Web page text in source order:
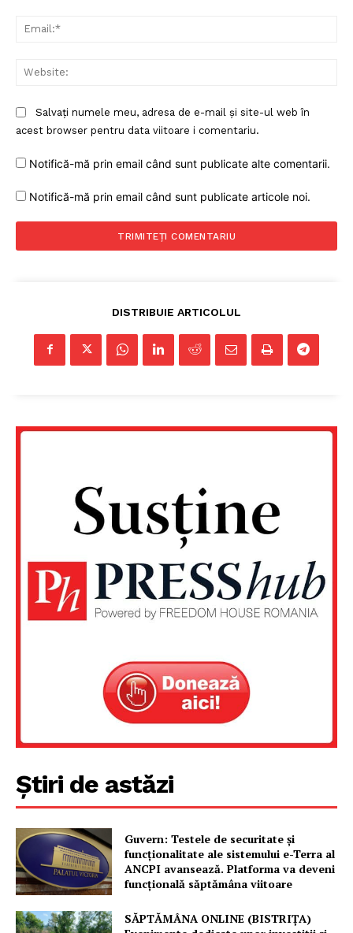
Proiecte editoriale
Rețea
Contact
Salvați numele meu, adresa de e-mail și site-ul web în
acest browser pentru data viitoare i comentariu.
Notifică-mă prin email când sunt publicate alte comentarii.
Notifică-mă prin email când sunt publicate articole noi.
DISTRIBUIE ARTICOLUL
Știri de astăzi
Guvern: Testele de securitate și
funcționalitate ale sistemului e-Terra al
ANCPI avansează. Platforma va deveni
funcțională săptămâna viitoare
SĂPTĂMÂNA ONLINE (BISTRIȚA)